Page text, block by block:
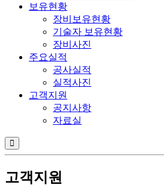
보유현황
장비보유현황
기술자 보유현황
장비사진
주요실적
공사실적
실적사진
고객지원
공지사항
자료실
고객지원